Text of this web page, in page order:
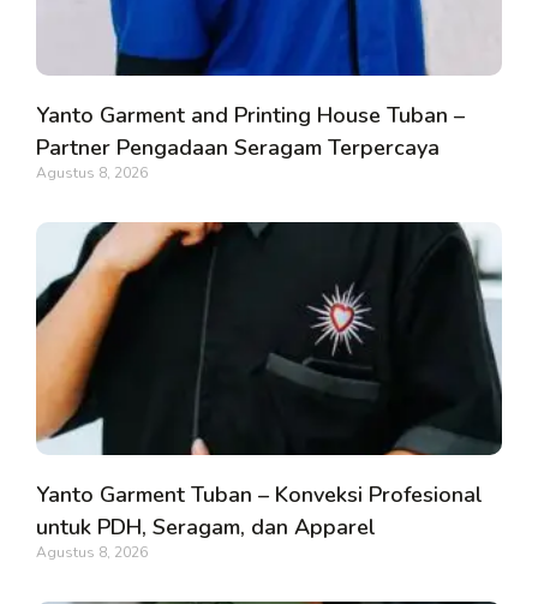
Yanto Garment and Printing House Tuban –
Partner Pengadaan Seragam Terpercaya
Agustus 8, 2026
Yanto Garment Tuban – Konveksi Profesional
untuk PDH, Seragam, dan Apparel
Agustus 8, 2026